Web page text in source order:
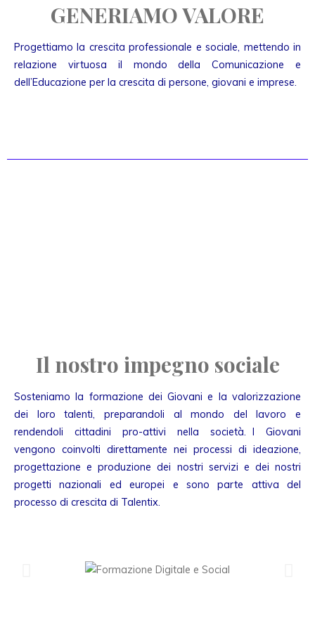
GENERIAMO VALORE
Progettiamo la crescita professionale e sociale, mettendo in
relazione virtuosa il mondo della Comunicazione e
dell’Educazione per la crescita di persone, giovani e imprese.
Il nostro impegno sociale
Sosteniamo la formazione dei Giovani e la valorizzazione
dei loro talenti, preparandoli al mondo del lavoro e
rendendoli cittadini pro-attivi nella società. I Giovani
vengono coinvolti direttamente nei processi di ideazione,
progettazione e produzione dei nostri servizi e dei nostri
progetti nazionali ed europei e sono parte attiva del
processo di crescita di Talentix.